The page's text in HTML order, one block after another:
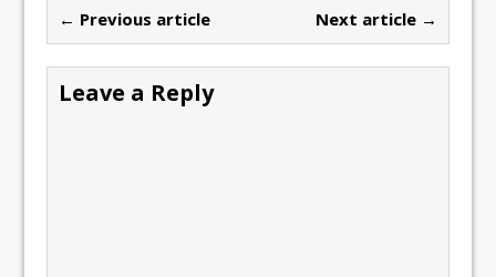
← Previous article Next article →
Leave a Reply